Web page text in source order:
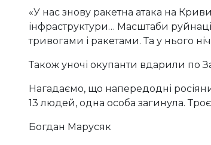
«У нас знову ракетна атака на
інфраструктури… Масштаби
тривогами і ракетами. Та у нього
Також уночі окупанти вдарили по
Нагадаємо, що напередодні
13 людей, одна особа загинула.
Богдан Марусяк